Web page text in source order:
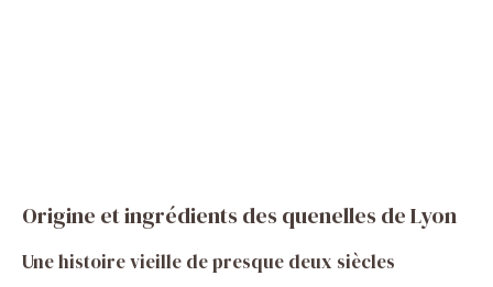
Origine et ingrédients des quenelles de Lyon
Une histoire vieille de presque deux siècles